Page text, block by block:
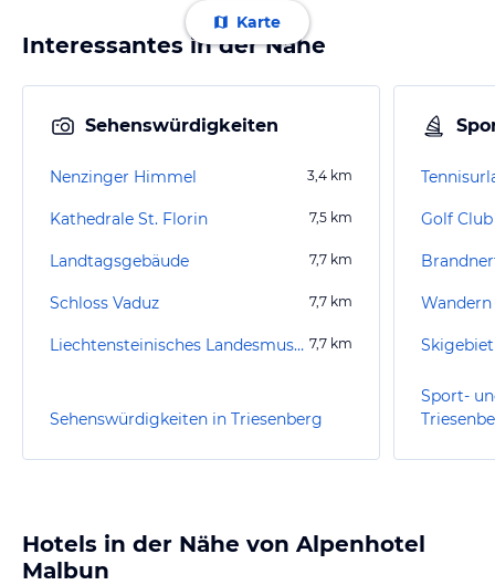
Karte
Interessantes in der Nähe
Sehenswürdigkeiten
Nenzinger Himmel 3,4 km
Kathedrale St. Florin 7,5 km
Landtagsgebäude 7,7 km
Schloss Vaduz 7,7 km
Liechtensteinisches Landesmuseum 7,7 km
Sehenswürdigkeiten in Triesenberg
Golf
Sport-
Hotels in der Nähe von Alpenhotel
Malbun